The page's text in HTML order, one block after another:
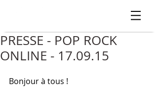
PRESSE - POP ROCK
ONLINE - 17.09.15
Bonjour à tous !